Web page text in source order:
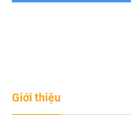
Giới thiệu